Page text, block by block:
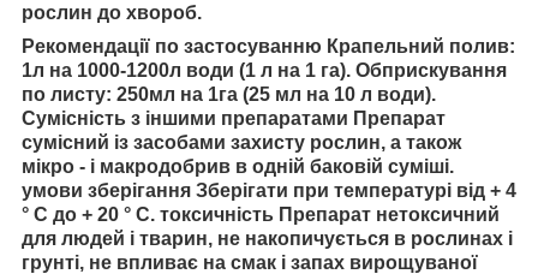
рослин до хвороб.
Рекомендації по застосуванню Крапельний полив:
1л на 1000-1200л води (1 л на 1 га). Обприскування
по листу: 250мл на 1га (25 мл на 10 л води).
Сумісність з іншими препаратами Препарат
сумісний із засобами захисту рослин, а також
мікро - і макродобрив в одній баковій суміші.
умови зберігання Зберігати при температурі від + 4
° С до + 20 ° С. токсичність Препарат нетоксичний
для людей і тварин, не накопичується в рослинах і
грунті, не впливає на смак і запах вирощуваної